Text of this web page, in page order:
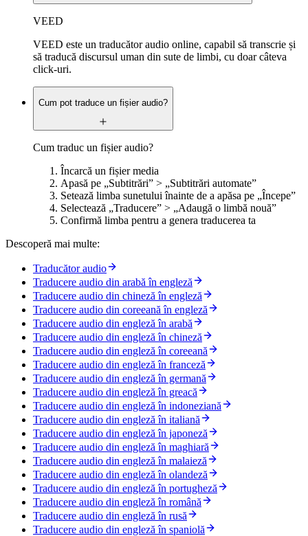
VEED
VEED este un traducător audio online, capabil să transcrie și
să traducă discursul uman din sute de limbi, cu doar câteva
click-uri.
Cum pot traduce un fișier audio?
Cum traduc un fișier audio?
Încarcă un fișier media
Apasă pe „Subtitrări” > „Subtitrări automate”
Setează limba sunetului înainte de a apăsa pe „Începe”
Selectează „Traducere” > „Adaugă o limbă nouă”
Confirmă limba pentru a genera traducerea ta
Descoperă mai multe:
Traducător audio
Traducere audio din arabă în engleză
Traducere audio din chineză în engleză
Traducere audio din coreeană în engleză
Traducere audio din engleză în arabă
Traducere audio din engleză în chineză
Traducere audio din engleză în coreeană
Traducere audio din engleză în franceză
Traducere audio din engleză în germană
Traducere audio din engleză în greacă
Traducere audio din engleză în indoneziană
Traducere audio din engleză în italiană
Traducere audio din engleză în japoneză
Traducere audio din engleză în maghiară
Traducere audio din engleză în malaieză
Traducere audio din engleză în olandeză
Traducere audio din engleză în portugheză
Traducere audio din engleză în română
Traducere audio din engleză în rusă
Traducere audio din engleză în spaniolă